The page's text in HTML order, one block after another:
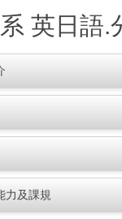
英日語.
力及課規